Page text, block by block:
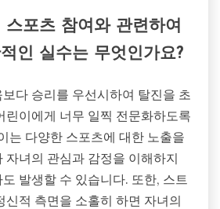
포츠 참여와 관련하여
인 실수는 무엇인가요?
다 승리를 우선시하여 탈진을 초
린이에게 너무 일찍 전문화하도록
는 다양한 스포츠에 대한 노출을
자녀의 관심과 감정을 이해하지
발생할 수 있습니다. 또한, 스트
신적 측면을 소홀히 하면 자녀의